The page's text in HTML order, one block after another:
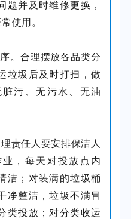
题并及时维修更换，
使用。
。合理摆放各品类分
垃圾后及时打扫，做
污、无污水、无油
责任人要安排保洁人
，每天对投放点内
洁；对装满的垃圾桶
净整洁，垃圾不满冒
类投放；对分类收运